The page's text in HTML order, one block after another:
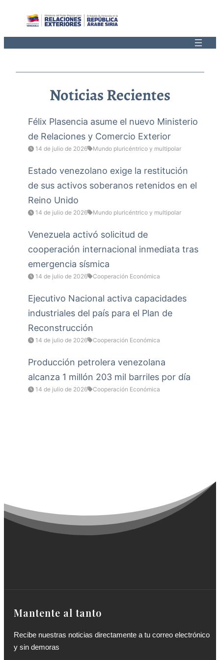
Noticias Recientes
Félix Plasencia asume el nuevo Ministerio
de Relaciones y Comercio Exterior
14 de julio de 2026 Mundo pluricéntrico y multipolar
Estado venezolano exige la restitución
de sus activos soberanos retenidos en el
Reino Unido
14 de julio de 2026 Mundo pluricéntrico y multipolar
Venezuela activó solicitud de
cooperación internacional inmediata tras
emergencia sísmica
14 de julio de 2026 Cooperación Económica
Ejecutivo Nacional activa capacidades
industriales del país para el Plan de
Reconstrucción
14 de julio de 2026 Cooperación Económica
Producción petrolera venezolana
alcanza 1 millón 203 mil barriles por día
14 de julio de 2026 Cooperación Económica
Mantente al tanto
Recibe nuestras noticias directamente a tu correo electrónico
y sin demoras